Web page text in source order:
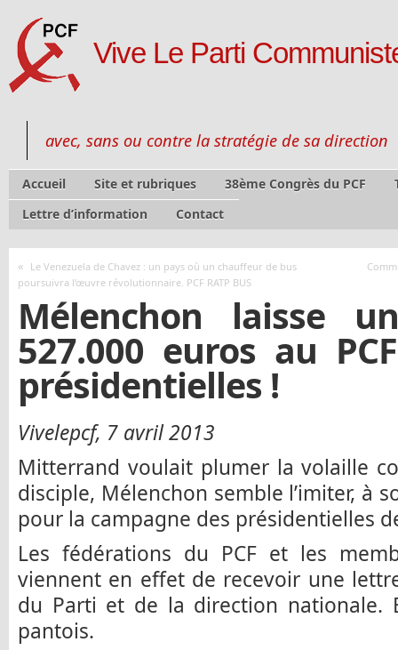
Vive Le Parti
avec, sans ou contre la stratégie de sa direction
Accueil Site et rubriques 38ème Congrès du PCF
Lettre d’information
Contact
« Le Venezuela de Chavez : un pays où un chauffeur de bus
poursuivra l’œuvre révolutionnaire. PCF RATP BUS
Mélenchon laisse
527.000 euros au
présidentielles !
Vivelepcf, 7 avril 2013
Mitterrand voulait plumer la volaille
disciple, Mélenchon semble l’imiter, à
pour la campagne des présidentielles
Les fédérations du PCF et les
viennent en effet de recevoir une
du Parti et de la direction nationale.
pantois.